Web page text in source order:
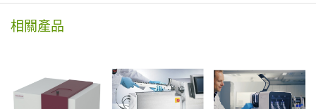
相關產品